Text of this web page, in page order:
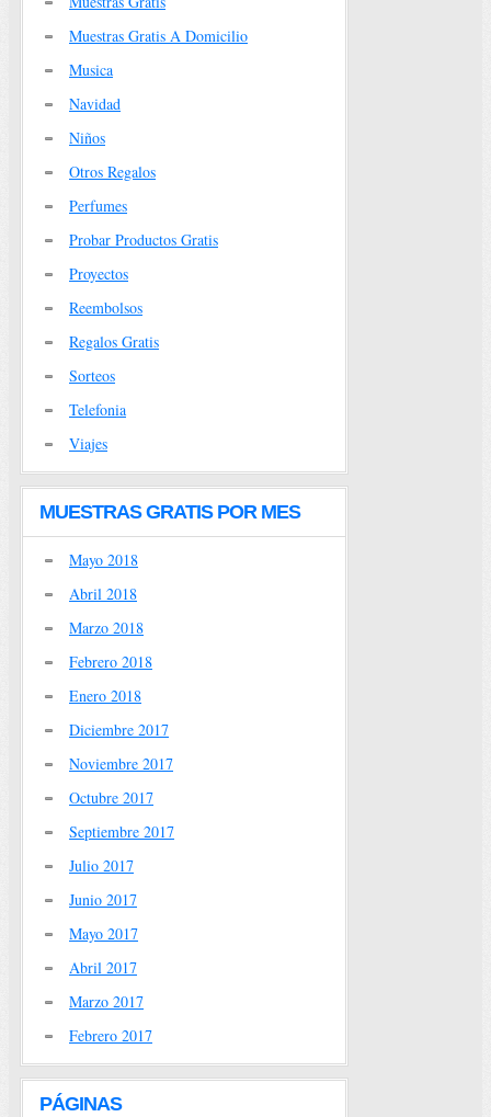
Muestras Gratis A Domicilio
Musica
Navidad
Niños
Otros Regalos
Perfumes
Probar Productos Gratis
Proyectos
Reembolsos
Regalos Gratis
Sorteos
Telefonia
Viajes
MUESTRAS GRATIS POR MES
Mayo 2018
Abril 2018
Marzo 2018
Febrero 2018
Enero 2018
Diciembre 2017
Noviembre 2017
Octubre 2017
Septiembre 2017
Julio 2017
Junio 2017
Mayo 2017
Abril 2017
Marzo 2017
Febrero 2017
PÁGINAS